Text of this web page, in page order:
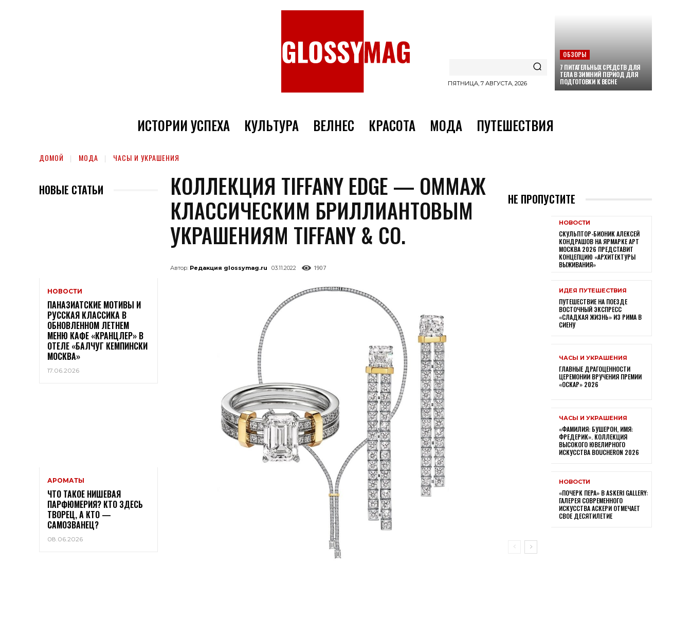
ПЯТНИЦА, 7 АВГУСТА, 2026
ОБЗОРЫ
7 ПИТАТЕЛЬНЫХ СРЕДСТВ ДЛЯ
ТЕЛА В ЗИМНИЙ ПЕРИОД ДЛЯ
ПОДГОТОВКИ К ВЕСНЕ
ИСТОРИИ УСПЕХА КУЛЬТУРА ВЕЛНЕС КРАСОТА МОДА ПУТЕШЕСТВИЯ
ДОМОЙ МОДА ЧАСЫ И УКРАШЕНИЯ
НОВЫЕ СТАТЬИ
НОВОСТИ
ПАНАЗИАТСКИЕ МОТИВЫ И
РУССКАЯ КЛАССИКА В
ОБНОВЛЕННОМ ЛЕТНЕМ
МЕНЮ КАФЕ «КРАНЦЛЕР» В
ОТЕЛЕ «БАЛЧУГ КЕМПИНСКИ
МОСКВА»
17.06.2026
АРОМАТЫ
ЧТО ТАКОЕ НИШЕВАЯ
ПАРФЮМЕРИЯ? КТО ЗДЕСЬ
ТВОРЕЦ, А КТО —
САМОЗВАНЕЦ?
08.06.2026
КОЛЛЕКЦИЯ TIFFANY EDGE — ОММАЖ
КЛАССИЧЕСКИМ БРИЛЛИАНТОВЫМ
УКРАШЕНИЯМ TIFFANY & CO.
Автор: Редакция glossymag.ru 03.11.2022 1907
НЕ ПРОПУСТИТЕ
НОВОСТИ
СКУЛЬПТОР-БИОНИК АЛЕКСЕЙ
КОНДРАШОВ НА ЯРМАРКЕ АРТ
МОСКВА 2026 ПРЕДСТАВИТ
КОНЦЕПЦИЮ «АРХИТЕКТУРЫ
ВЫЖИВАНИЯ»
ИДЕЯ ПУТЕШЕСТВИЯ
ПУТЕШЕСТВИЕ НА ПОЕЗДЕ
ВОСТОЧНЫЙ ЭКСПРЕСС
«СЛАДКАЯ ЖИЗНЬ» ИЗ РИМА В
СИЕНУ
ЧАСЫ И УКРАШЕНИЯ
ГЛАВНЫЕ ДРАГОЦЕННОСТИ
ЦЕРЕМОНИИ ВРУЧЕНИЯ ПРЕМИИ
«ОСКАР» 2026
ЧАСЫ И УКРАШЕНИЯ
«ФАМИЛИЯ: БУШЕРОН, ИМЯ:
ФРЕДЕРИК». КОЛЛЕКЦИЯ
ВЫСОКОГО ЮВЕЛИРНОГО
ИСКУССТВА BOUCHERON 2026
НОВОСТИ
«ПОЧЕРК ПЕРА» В ASKERI GALLERY:
ГАЛЕРЕЯ СОВРЕМЕННОГО
ИСКУССТВА АСКЕРИ ОТМЕЧАЕТ
СВОЕ ДЕСЯТИЛЕТИЕ